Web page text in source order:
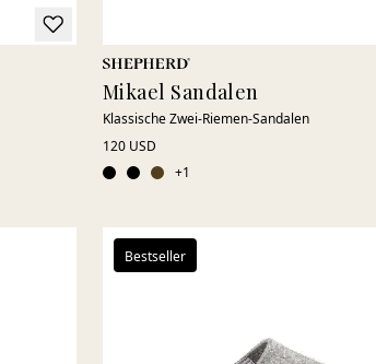
Mikael Sandalen
Klassische Zwei-Riemen-Sandalen
120 USD
+1
Bestseller